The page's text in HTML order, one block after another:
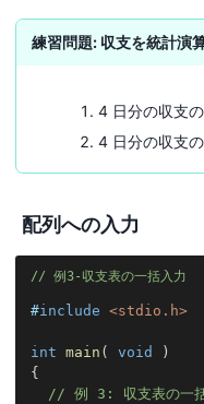
練習問題: 収支を統計演
4 日分の収支
4 日分の収支
配列への入力
例3-収支表の一括入力
#include <stdio.h>
int main ( void
)
{
// 例 3: 収支表の一